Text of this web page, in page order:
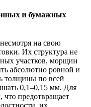
и бумажных
на свою
Их структура не
участков, морщин
абсолютно ровной и
толщины по всей
0,1–0,15 мм. Для
что предотвращает